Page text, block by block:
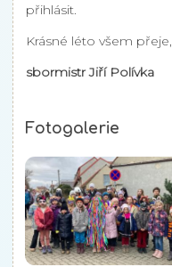
přihlásit.
Krásné léto všem přeje,
sbormistr Jiří Polívka
Fotogalerie